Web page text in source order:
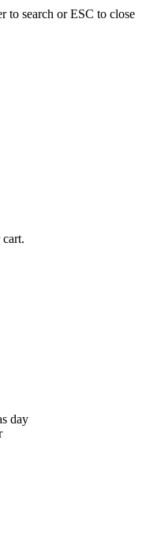
to search or ESC to close
day